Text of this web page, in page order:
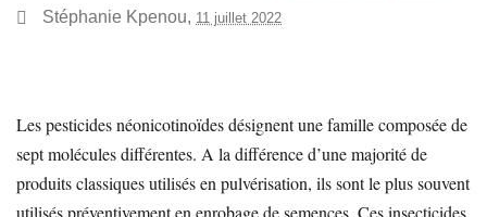
Stéphanie Kpenou, 11 juillet 2022
Les pesticides néonicotinoïdes désignent une famille composée de
sept molécules différentes. A la différence d’une majorité de
produits classiques utilisés en pulvérisation, ils sont le plus souvent
utilisés préventivement en enrobage de semences. Ces insecticides